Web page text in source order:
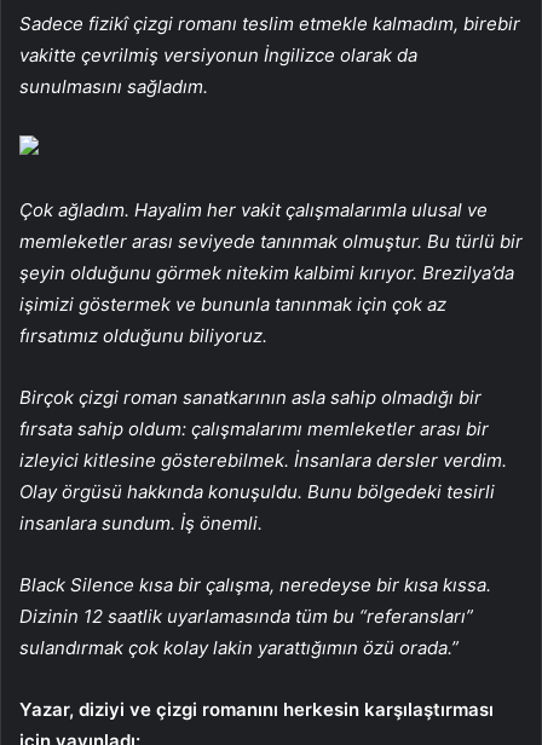
Sadece fizikî çizgi romanı teslim etmekle kalmadım, birebir
vakitte çevrilmiş versiyonun İngilizce olarak da
sunulmasını sağladım.
Çok ağladım. Hayalim her vakit çalışmalarımla ulusal ve
memleketler arası seviyede tanınmak olmuştur. Bu türlü bir
şeyin olduğunu görmek nitekim kalbimi kırıyor. Brezilya’da
işimizi göstermek ve bununla tanınmak için çok az
fırsatımız olduğunu biliyoruz.
Birçok çizgi roman sanatkarının asla sahip olmadığı bir
fırsata sahip oldum: çalışmalarımı memleketler arası bir
izleyici kitlesine gösterebilmek. İnsanlara dersler verdim.
Olay örgüsü hakkında konuşuldu. Bunu bölgedeki tesirli
insanlara sundum. İş önemli.
Black Silence kısa bir çalışma, neredeyse bir kısa kıssa.
Dizinin 12 saatlik uyarlamasında tüm bu “referansları”
sulandırmak çok kolay lakin yarattığımın özü orada.”
Yazar, diziyi ve çizgi romanını herkesin karşılaştırması